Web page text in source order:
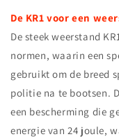
De KR1 voor een
De steek weerstand
normen, waarin een
gebruikt om de breed
politie na te bootsen.
een bescherming die
energie van 24 joule,